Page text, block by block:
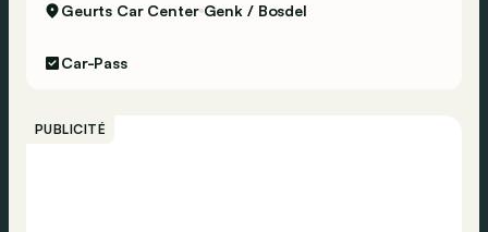
Geurts Car Center Genk / Bosdel
Car-Pass
PUBLICITÉ